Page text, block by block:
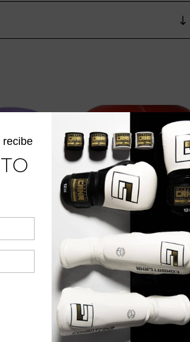
GUANTES DE BOXEO
HMIT CHAMPION ROJOS
$ 537.900
recibe